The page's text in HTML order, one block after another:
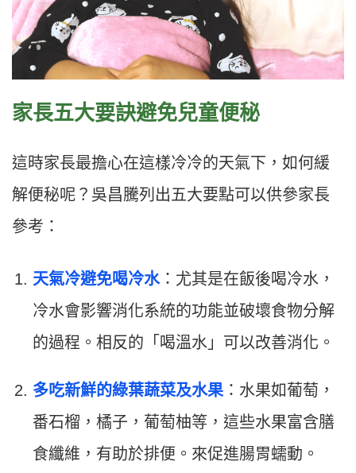
家長五大要訣避免兒童便秘
這時家長最擔心在這樣冷冷的天氣下，如何緩
解便秘呢？吳昌騰列出五大要點可以供參家長
參考：
天氣冷避免喝冷水：尤其是在飯後喝冷水，
冷水會影響消化系統的功能並破壞食物分解
的過程。相反的「喝溫水」可以改善消化。
多吃新鮮的綠葉蔬菜及水果 ：水果如葡萄，
番石榴，橘子，葡萄柚等，這些水果富含膳
食纖維，有助於排便。來促進腸胃蠕動。